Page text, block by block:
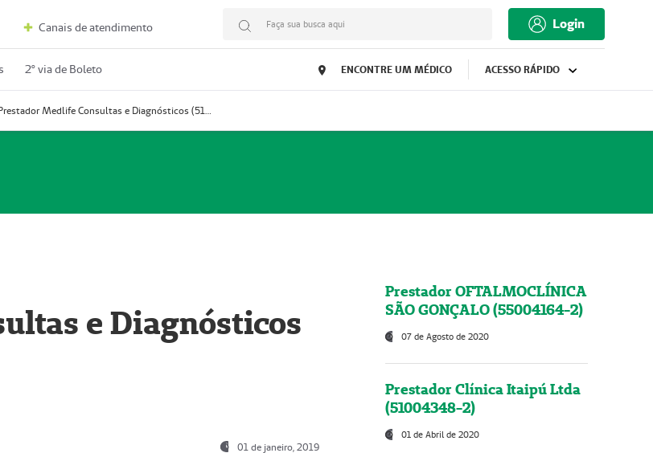
Canais de atendimento Faça sua busca aqui Login
2º via de Boleto ENCONTRE UM MÉDICO ACESSO RÁPIDO
Prestador Medlife Consultas e Diagnósticos (51004334-2)
e Diagnósticos
01 de janeiro, 2019
Prestador OFTALMOCLÍNICA
SÃO GONÇALO (55004164-2)
07 de Agosto de 2020
Prestador Clínica Itaipú Ltda
(51004348-2)
01 de Abril de 2020